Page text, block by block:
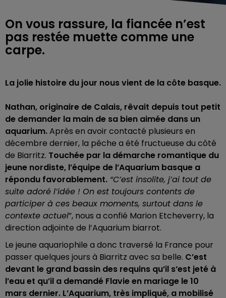
On vous rassure, la fiancée n’est
pas restée muette comme une
carpe.
La jolie histoire du jour nous vient de la côte basque.
Nathan, originaire de Calais, rêvait depuis tout petit
de demander la main de sa bien aimée dans un
aquarium.Après en avoir contacté plusieurs en
décembre dernier, la pêche a été fructueuse du côté
de Biarritz. Touchée par la démarche romantique du
jeune nordiste, l’équipe de l’Aquarium basque a
répondu favorablement. “C’est insolite, j’ai tout de
suite adoré l’idée ! On est toujours contents de
participer à ces beaux moments, surtout dans le
contexte actuel”, nous a confié Marion Etcheverry, la
direction adjointe de l’Aquarium biarrot.
Le jeune aquariophile a donc traversé la France pour
passer quelques jours à Biarritz avec sa belle. C’est
devant le grand bassin des requins qu’il s’est jeté à
l’eau et qu’il a demandé Flavie en mariage le 10
mars dernier. L’Aquarium, très impliqué, a mobilisé